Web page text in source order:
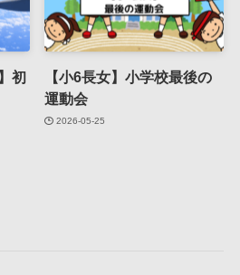
初
【小6長女】小学校最後の
運動会
2026-05-25